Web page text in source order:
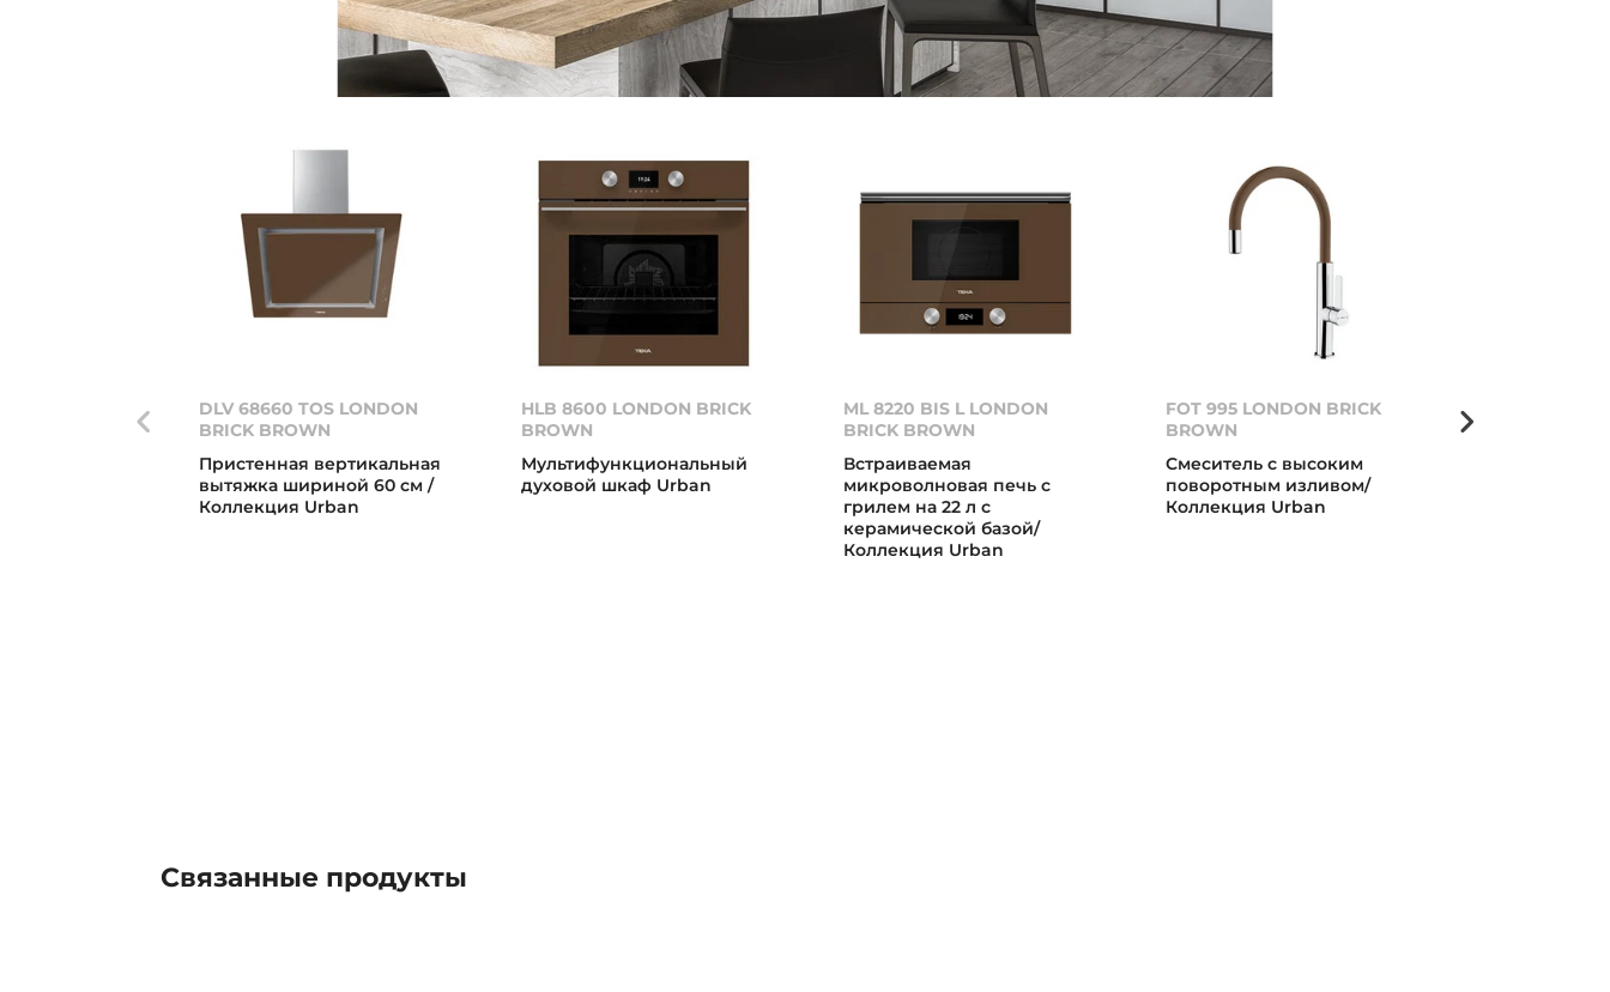
HLB 8600 LONDON BRICK
BROWN
Мультифункциональный
духовой шкаф Urban
FOT 995 LONDON BRICK
BROWN
Смеситель с высоким
поворотным изливом/
Коллекция Urban
DLV 68660 TOS LONDON
BRICK BROWN
Пристенная вертикальная
вытяжка шириной 60 см /
Коллекция Urban
ML 8220 BIS L LONDON
BRICK BROWN
Встраиваемая
микроволновая печь с
грилем на 22 л с
керамической базой/
Коллекция Urban
Связанные продукты